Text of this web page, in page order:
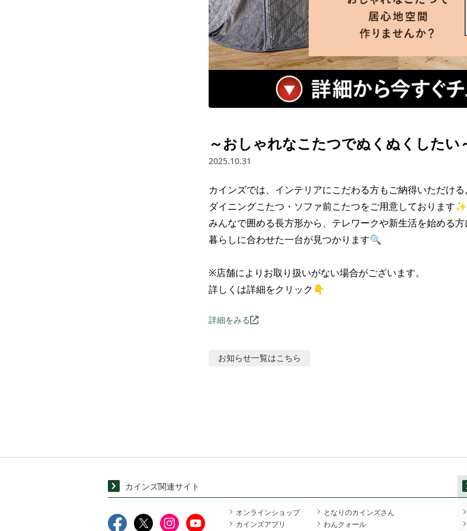
～おしゃれなこたつでぬくぬくしたい
2025.10.31
カインズでは、インテリアにこだわる方もご納得いただけ
ダイニングこたつ・ソファ前こたつをご用意しております✨
みんなで囲める長方形から、テレワークや新生活を始める方
暮らしに合わせた一台が見つかります🔍
※店舗によりお取り扱いがない場合がございます。
詳しくは詳細をクリック👇
詳細をみる
お知らせ一覧はこちら
カインズ関連サイト
オンラインショップ
カインズアプリ
となりのカインズさん
わんクォール